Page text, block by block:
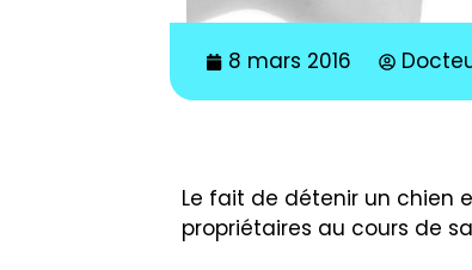
8 mars 2016
Le fait de détenir un chien
propriétaires au cours de